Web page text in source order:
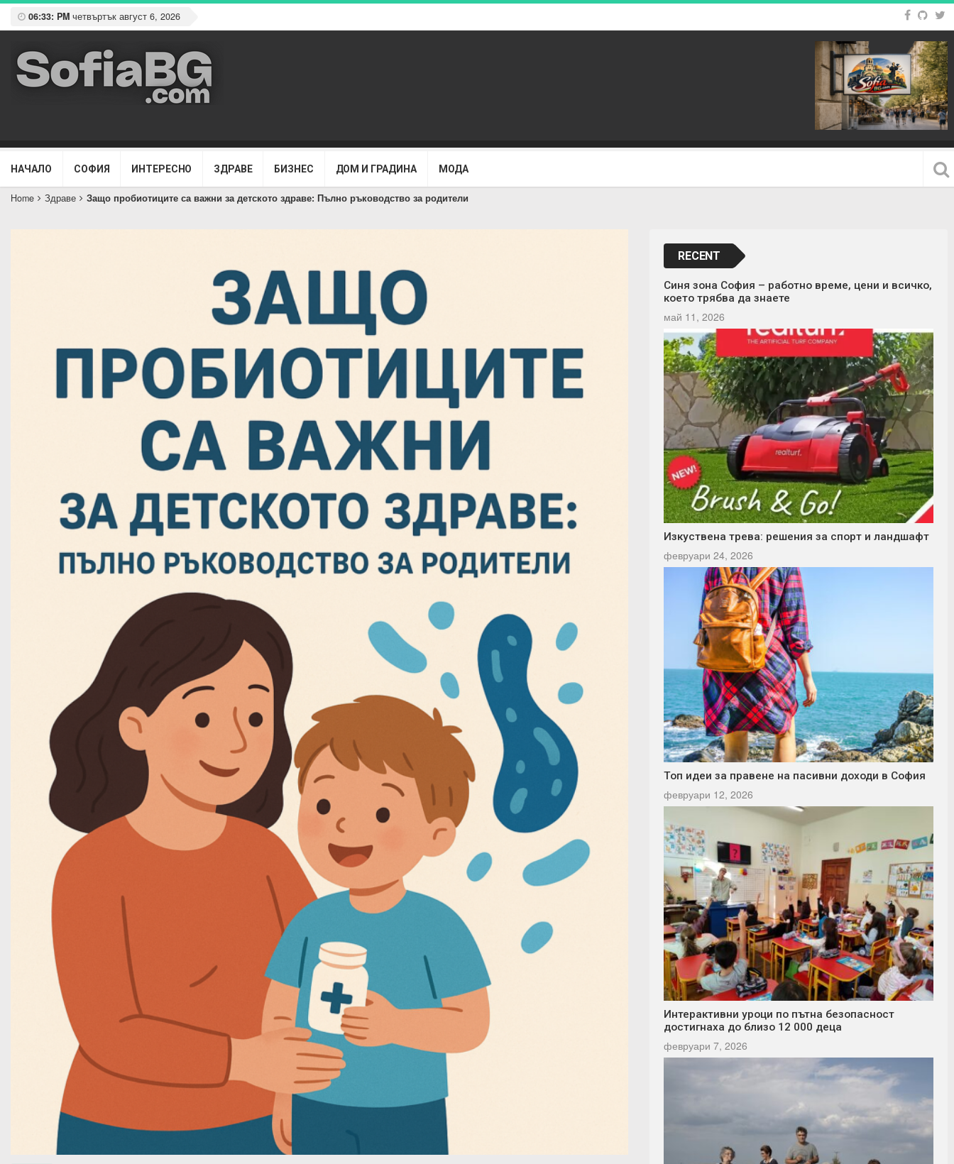
06:33: PM четвъртък август 6, 2026
НАЧАЛО СОФИЯ ИНТЕРЕСНО ЗДРАВЕ БИЗНЕС ДОМ И ГРАДИНА МОДА
Home Здраве Защо пробиотиците са важни за детското здраве: Пълно ръководство за родители
RECENT
Синя зона София – работно време, цени и всичко,
което трябва да знаете
май 11, 2026
Изкуствена трева: решения за спорт и ландшафт
февруари 24, 2026
Топ идеи за правене на пасивни доходи в София
февруари 12, 2026
Интерактивни уроци по пътна безопасност
достигнаха до близо 12 000 деца
февруари 7, 2026